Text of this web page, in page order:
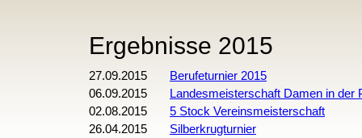
Ergebnisse 2015
27.09.2015
Berufeturnier 2015
06.09.2015
Landesmeisterschaft Damen in der
02.08.2015
5 Stock Vereinsmeisterschaft
26.04.2015
Silberkrugturnier